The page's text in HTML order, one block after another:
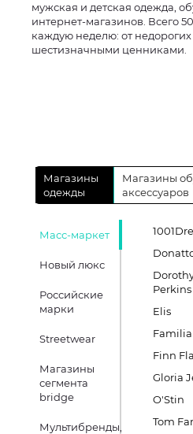
мужская и детская одежда,
интернет-магазинов. Всего
каждую неделю: от недорогих
шестизначными ценниками.
Магазины
одежды
Магазины
аксессуаров
Масс-маркет
Новый люкс
Российские
марки
Streetwear
Магазины
сегмента
bridge
Мультибренды,
Perkins
Elis
Familia
Finn
Gloria
O'Stin
Tom